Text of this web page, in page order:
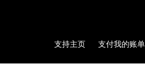
支持主页 支付我的账单